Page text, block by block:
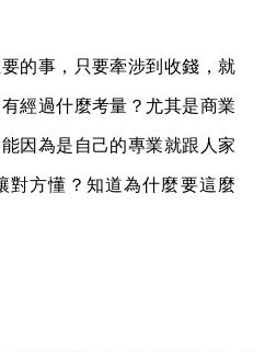
的事，只要牽涉到收錢，就
經過什麼考量？尤其是商業
因為是自己的專業就跟人家
對方懂？知道為什麼要這麼